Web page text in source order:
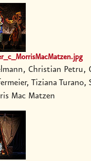
Christian Petru,
Tiziana Turano,
Mac Matzen